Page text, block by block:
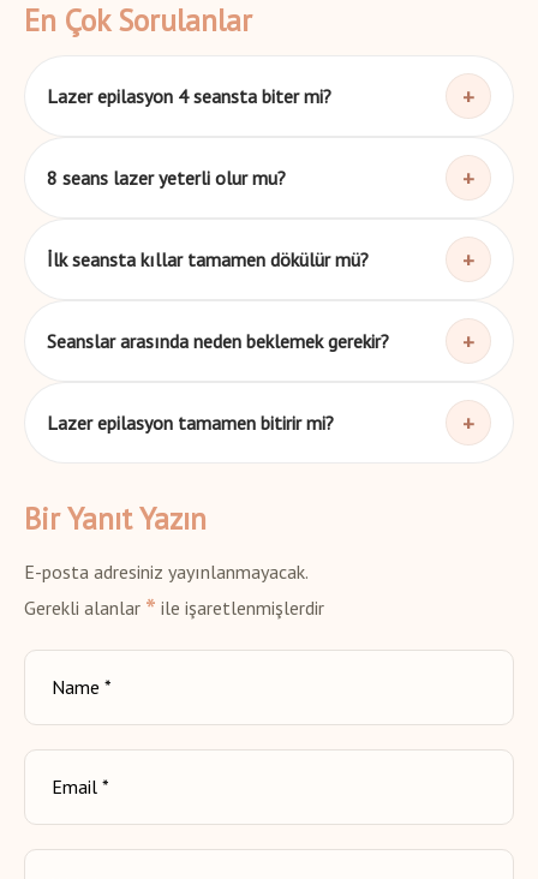
En Çok Sorulanlar
Lazer epilasyon 4 seansta biter mi? +
8 seans lazer yeterli olur mu? +
İlk seansta kıllar tamamen dökülür mü? +
Seanslar arasında neden beklemek gerekir? +
Lazer epilasyon tamamen bitirir mi? +
Bir Yanıt Yazın
E-posta adresiniz yayınlanmayacak.
Gerekli alanlar * ile işaretlenmişlerdir